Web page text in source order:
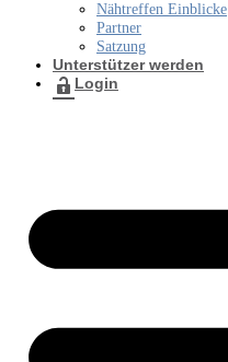
Nähtreffen Einblicke
Partner
Satzung
Unterstützer werden
Login